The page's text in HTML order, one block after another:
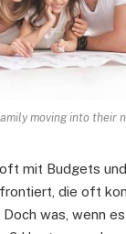
moving into their
mit Budgets und
die oft
was, wenn